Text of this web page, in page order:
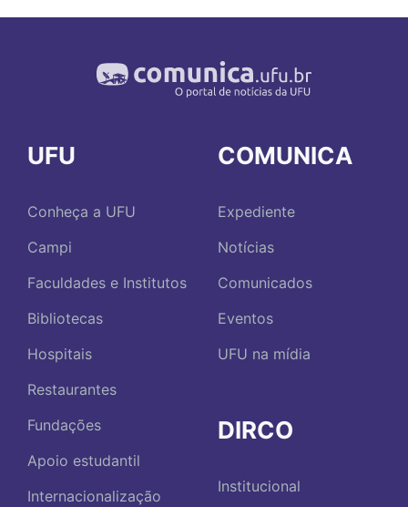
UFU
Conheça a UFU
Campi
Faculdades e Institutos
Bibliotecas
Hospitais
Restaurantes
Fundações
Apoio estudantil
Internacionalização
COMUNICA
Expediente
Notícias
Comunicados
Eventos
UFU na mídia
DIRCO
Institucional